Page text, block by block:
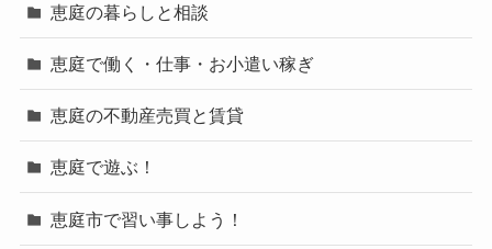
恵庭の暮らしと相談
恵庭で働く・仕事・お小遣い稼ぎ
恵庭の不動産売買と賃貸
恵庭で遊ぶ！
恵庭市で習い事しよう！